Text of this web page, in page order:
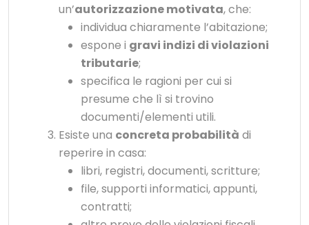
un’autorizzazione motivata, che:
individua chiaramente l’abitazione;
espone i gravi indizi di violazioni
tributarie;
specifica le ragioni per cui si
presume che lì si trovino
documenti/elementi utili.
Esiste una concreta probabilità di
reperire in casa:
libri, registri, documenti, scritture;
file, supporti informatici, appunti,
contratti;